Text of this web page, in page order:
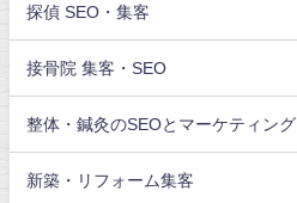
探偵 SEO・集客
接骨院 集客・SEO
整体・鍼灸のSEOとマーケティング
新築・リフォーム集客